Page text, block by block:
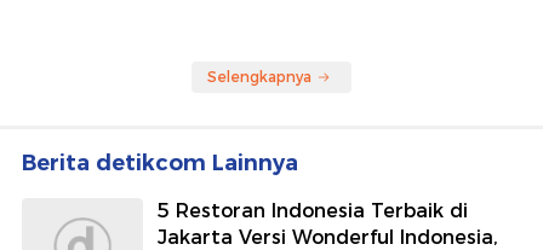
Selengkapnya
Berita detikcom Lainnya
5 Restoran Indonesia Terbaik di
Jakarta Versi Wonderful Indonesia,